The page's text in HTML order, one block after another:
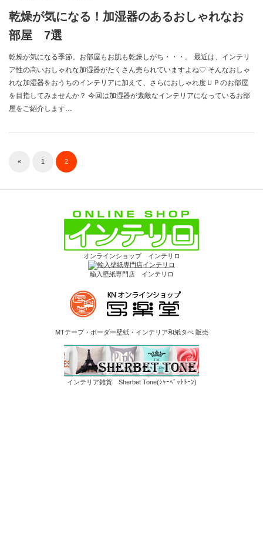
乾燥が気になる！加湿器のあるおしゃれなお
部屋 7選
乾燥が気になる季節。お部屋もお肌も乾燥しがち・・・。 最近は、インテリ
ア性の高いおしゃれな加湿器がたくさん売られていますよね♡ そんなおしゃ
れな加湿器をおうちのインテリアに加えて、さらにおしゃれ度ＵＰのお部屋
を目指してみませんか？ 今回は加湿器が素敵なインテリアになっているお部
屋をご紹介します…
« 1 2
オンラインショップ インテリロ
輸入壁紙専門店 インテリロ
MTテープ・ボーダー壁紙・インテリア和紙タぺ 販売
インテリア雑貨 Sherbet Tone(ｼｬｰﾍﾞｯﾄﾄｰﾝ)